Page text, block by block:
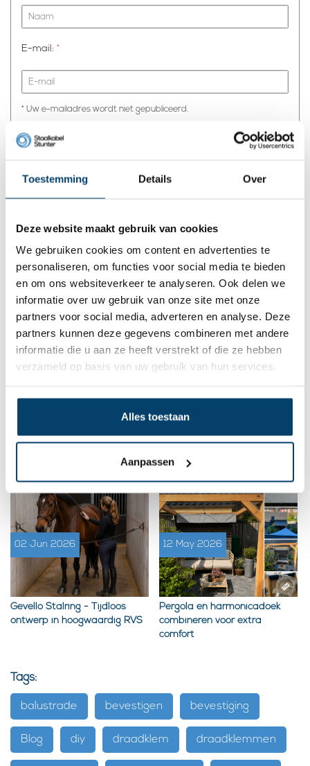
Toestemming Details Over
Deze website maakt gebruik van cookies
We gebruiken cookies om content en advertenties te
personaliseren, om functies voor social media te bieden
en om ons websiteverkeer te analyseren. Ook delen we
informatie over uw gebruik van onze site met onze
partners voor social media, adverteren en analyse. Deze
partners kunnen deze gegevens combineren met andere
informatie die u aan ze heeft verstrekt of die ze hebben
verzameld op basis van uw gebruik van hun services.
Alles toestaan
Aanpassen
E-mail: *
* Uw e-mailadres wordt niet gepubliceerd.
Comment:
Opslaan
Relevante blogberichten:
Ontspannen in een
Schaduwdoek bevestigen met
muuranker
02 Jun 2026
Gevello Stalring - Tijdloos
ontwerp in hoogwaardig RVS
12 May 2026
Pergola en harmonicadoek
combineren voor extra
comfort
Tags:
balustrade bevestigen bevestiging
Blog diy draadklem draadklemmen